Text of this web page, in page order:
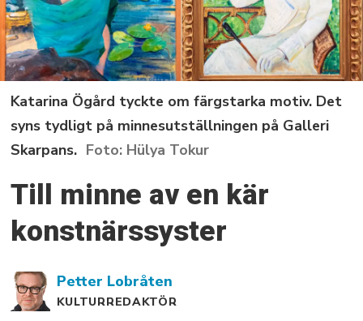
Katarina Ögård tyckte om färgstarka motiv. Det
syns tydligt på minnesutställningen på Galleri
Skarpans.
Hülya Tokur
Till minne av en kär
konstnärssyster
Petter Lobråten
KULTURREDAKTÖR